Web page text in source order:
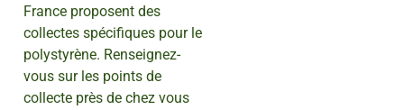
France proposent des
collectes spécifiques pour le
polystyrène. Renseignez-
vous sur les points de
collecte près de chez vous